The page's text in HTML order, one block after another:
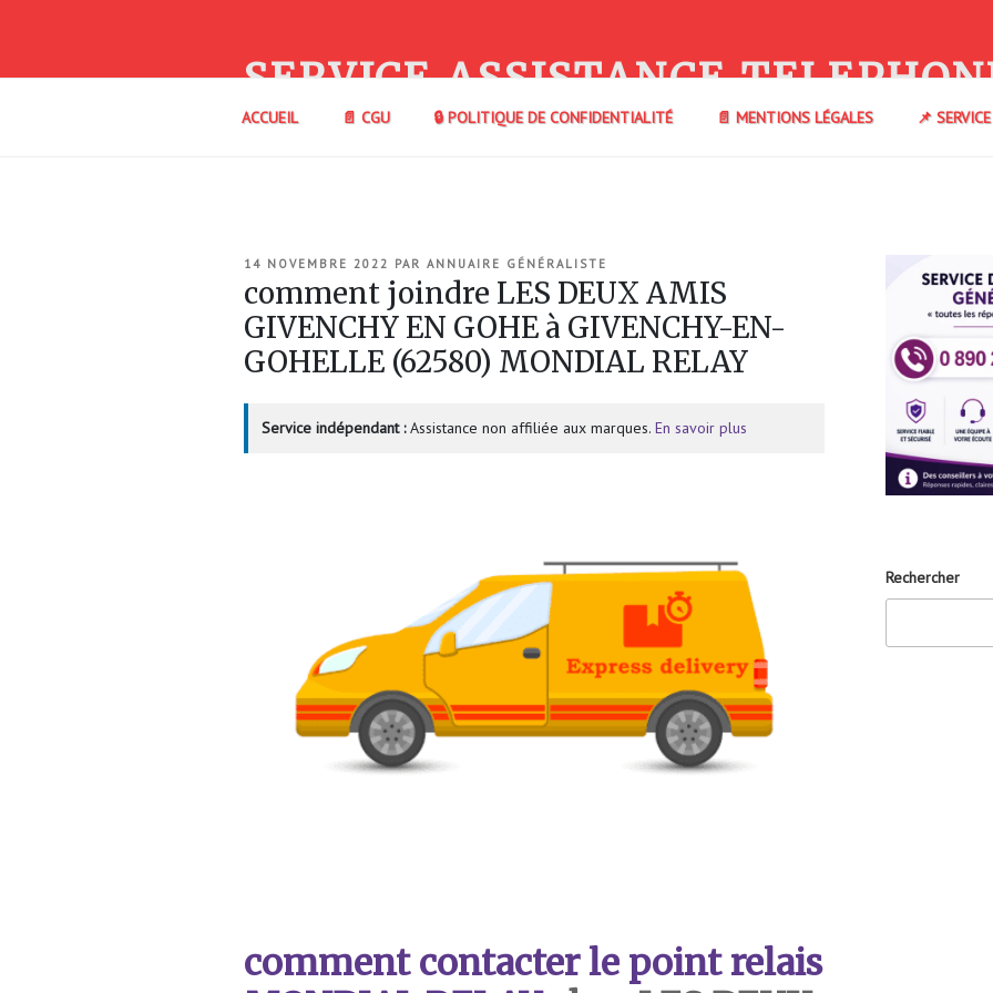
SERVICE ASSISTANCE
ACCUEIL 📄 CGU 🔒 POLITIQUE DE CONFIDENTIALITÉ 📄 MENTIONS LÉGALES 📌
PUBLIÉ
14 NOVEMBRE 2022 PAR ANNUAIRE GÉNÉRALISTE
comment joindre LES DEUX AMIS
GIVENCHY EN GOHE à GIVENCHY-EN-
GOHELLE (62580) MONDIAL RELAY
Service indépendant :Assistance non affiliée aux marques. En savoir plus
comment contacter le point relais
Rechercher